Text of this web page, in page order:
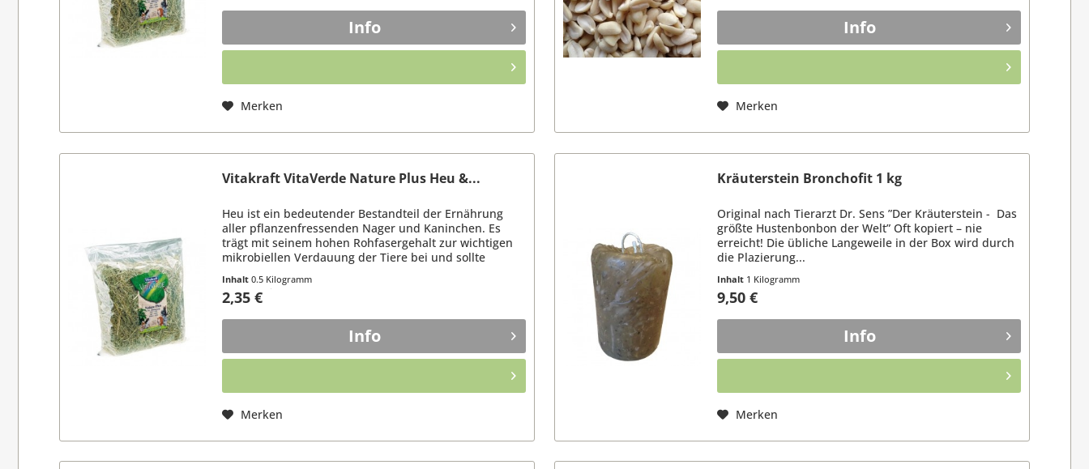
Info
Merken
Info
Merken
Vitakraft VitaVerde Nature Plus Heu &...
Heu ist ein bedeutender Bestandteil der Ernährung
aller pflanzenfressenden Nager und Kaninchen. Es
trägt mit seinem hohen Rohfasergehalt zur wichtigen
mikrobiellen Verdauung der Tiere bei und sollte
Inhalt0.5 Kilogramm
(4,70 € / 1 Kilogramm)
2,35 €
Info
Merken
Kräuterstein Bronchofit 1 kg
Original nach Tierarzt Dr. Sens ”Der Kräuterstein - Das
größte Hustenbonbon der Welt” Oft kopiert – nie
erreicht! Die übliche Langeweile in der Box wird durch
die Plazierung...
Inhalt 1 Kilogramm
9,50 €
Info
Merken